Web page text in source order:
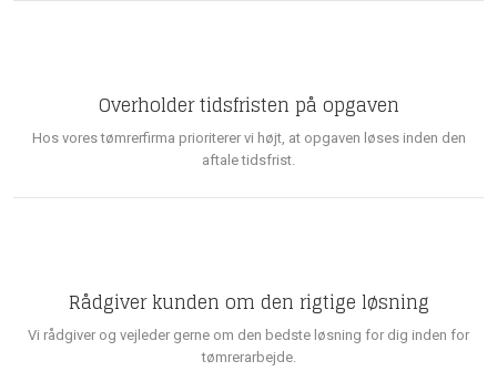
Overholder tidsfristen på opgaven
Hos vores tømrerfirma prioriterer vi højt, at opgaven løses inden den
aftale tidsfrist.
Rådgiver kunden om den rigtige løsning
Vi rådgiver og vejleder gerne om den bedste løsning for dig inden for
tømrerarbejde.